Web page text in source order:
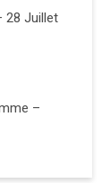
28 Juillet
–